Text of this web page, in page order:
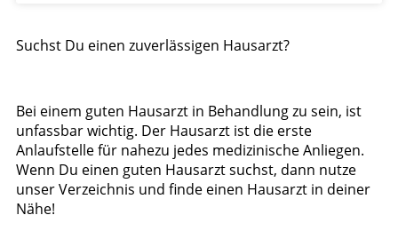
Suchst Du einen zuverlässigen Hausarzt?
Bei einem guten Hausarzt in Behandlung zu sein, ist
unfassbar wichtig. Der Hausarzt ist die erste
Anlaufstelle für nahezu jedes medizinische Anliegen.
Wenn Du einen guten Hausarzt suchst, dann nutze
unser Verzeichnis und finde einen Hausarzt in deiner
Nähe!